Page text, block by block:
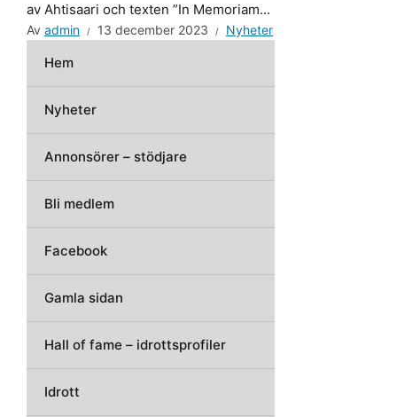
av Ahtisaari och texten ”In Memoriam...
Av admin 13 december 2023 Nyheter
Hem
Nyheter
Annonsörer – stödjare
Bli medlem
Facebook
Gamla sidan
Hall of fame – idrottsprofiler
Idrott